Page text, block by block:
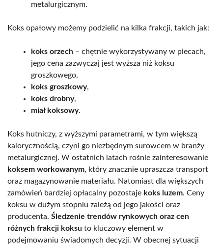
metalurgicznym.
Koks opałowy możemy podzielić na kilka frakcji, takich jak:
koks orzech – chętnie wykorzystywany w piecach,
jego cena zazwyczaj jest wyższa niż koksu
groszkowego,
koks groszkowy,
koks drobny,
miał koksowy.
Koks hutniczy, z wyższymi parametrami, w tym większą
kalorycznością, czyni go niezbędnym surowcem w branży
metalurgicznej. W ostatnich latach rośnie zainteresowanie
koksem workowanym, który znacznie upraszcza transport
oraz magazynowanie materiału. Natomiast dla większych
zamówień bardziej opłacalny pozostaje koks luzem. Ceny
koksu w dużym stopniu zależą od jego jakości oraz
producenta. Śledzenie trendów rynkowych oraz cen
różnych frakcji koksu to kluczowy element w
podejmowaniu świadomych decyzji. W obecnej sytuacji